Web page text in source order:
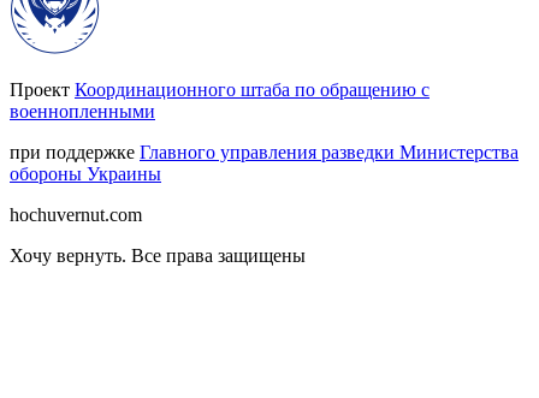
Проект Координационного штаба по обращению с
военнопленными
при поддержке Главного управления разведки Министерства
обороны Украины
hochuvernut.com
Хочу вернуть. Все права защищены